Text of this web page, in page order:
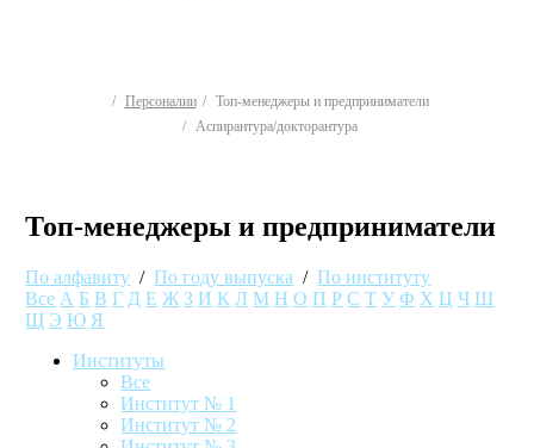
Персоналии
Топ-менеджеры и предприниматели
Аспирантура/докторантура
Топ-менеджеры и предприниматели
По алфавиту /По году выпуска /По институту
Все А Б В Г Д Е Ж З И К Л М Н О П Р С Т У Ф Х Ц Ч Ш
Щ Э Ю Я
Институты
Все
Институт № 1
Институт № 2